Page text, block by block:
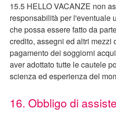
15.5 HELLO VACANZE non
responsabilità per l'eventuale
che possa essere fatto da
credito, assegni ed altri mezzi
pagamento dei soggiorni
aver adottato tutte le cautele
scienza ed esperienza del
16. Obbligo di